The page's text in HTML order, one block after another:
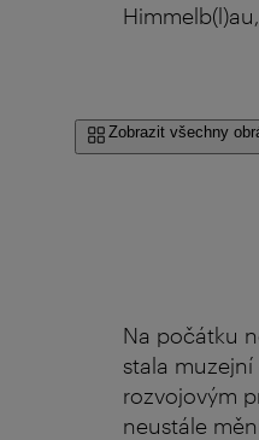
Zobrazit všechny
Na počátku
stala
rozvojovým
neustále